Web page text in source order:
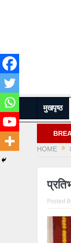
मुखपृष्ठ
“अभिजीत
HOME
Posted